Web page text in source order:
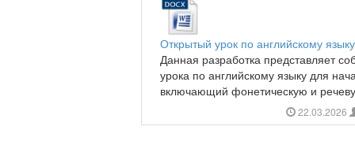
Открытый урок по английскому
Данная разработка представляет
урока по английскому языку для
включающий фонетическую и
22.03.2026